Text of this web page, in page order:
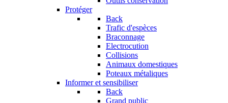
Protéger
Back
Trafic d'espèces
Braconnage
Electrocution
Collisions
Animaux domestiques
Poteaux métaliques
Informer et sensibiliser
Back
Grand public